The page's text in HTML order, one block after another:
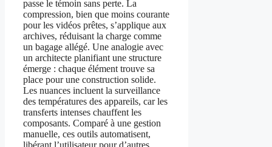
passe le témoin sans perte. La
compression, bien que moins courante
pour les vidéos prêtes, s’applique aux
archives, réduisant la charge comme
un bagage allégé. Une analogie avec
un architecte planifiant une structure
émerge : chaque élément trouve sa
place pour une construction solide.
Les nuances incluent la surveillance
des températures des appareils, car les
transferts intenses chauffent les
composants. Comparé à une gestion
manuelle, ces outils automatisent,
libérant l’utilisateur pour d’autres